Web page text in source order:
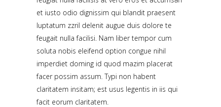
et iusto odio dignissim qui blandit praesent
luptatum zzril delenit augue duis dolore te
feugait nulla facilisi. Nam liber tempor cum
soluta nobis eleifend option congue nihil
imperdiet doming id quod mazim placerat
facer possim assum. Typi non habent
claritatem insitam; est usus legentis in iis qui
facit eorum claritatem.